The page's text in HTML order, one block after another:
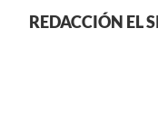
REDACCIÓN EL